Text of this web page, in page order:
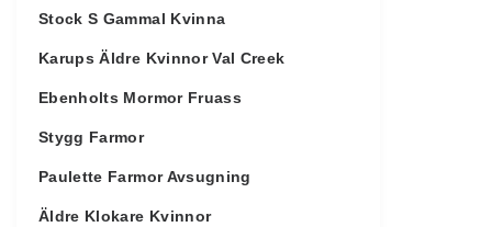
Stock S Gammal Kvinna
Karups Äldre Kvinnor Val Creek
Ebenholts Mormor Fruass
Stygg Farmor
Paulette Farmor Avsugning
Äldre Klokare Kvinnor